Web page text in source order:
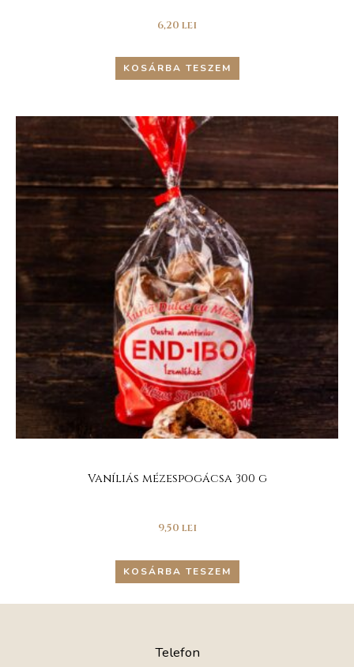
6,20 lei
KOSÁRBA TESZEM
Vaníliás mézespogácsa 300 g
9,50 lei
KOSÁRBA TESZEM
Telefon